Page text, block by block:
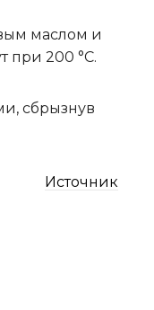
маслом и
при 200 °C.
сбрызнув
Источник